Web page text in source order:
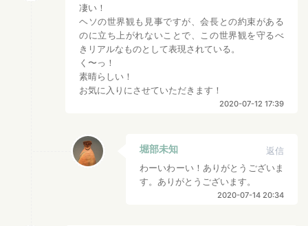
凄い！
ヘソの世界観も見事ですが、会長との約束がある
のに立ち上がれないことで、この世界観を守るべ
きリアルなものとして表現されている。
く〜っ！
素晴らしい！
お気に入りにさせていただきます！
2020-07-12 17:39
堀部未知
返信
わーいわーい！ありがとうございま
す。ありがとうございます。
2020-07-14 20:34